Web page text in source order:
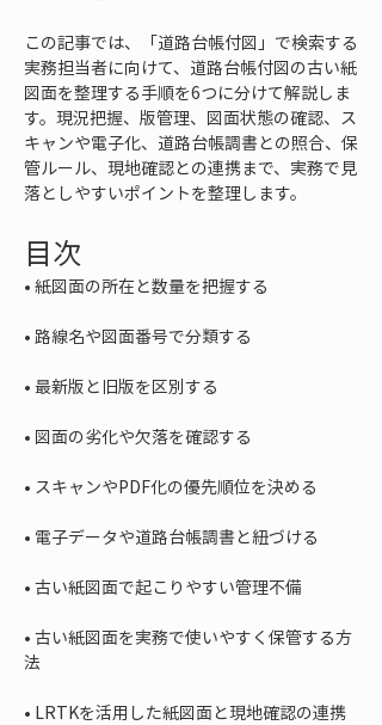
この記事では、「道路台帳付図」で検索する
実務担当者に向けて、道路台帳付図の古い紙
図面を整理する手順を6つに分けて解説しま
す。現況把握、版管理、図面状態の確認、ス
キャンや電子化、道路台帳調書との照合、保
管ルール、現地確認との連携まで、実務で見
落としやすいポイントを整理します。
目次
•
•
•
•
•
•
•
• 古い紙図面を実務で使いやすく保管する方
• LRTKを活用した紙図面と現地確認の連携